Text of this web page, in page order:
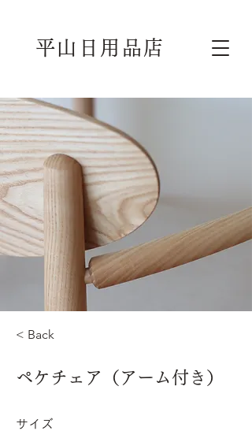
平山日用品店
< Back
ペケチェア（アーム付き）
サイズ